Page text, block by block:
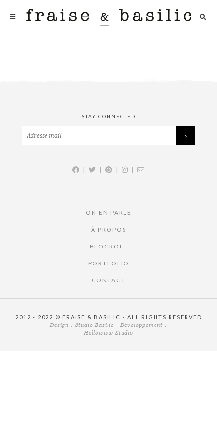
STAY CONNECTED
| | | |
ON EN PARLE
À PROPOS
BLOGROLL
PORTFOLIO
CONTACT
2012 - 2022 © FRAISE & BASILIC - ALL RIGHTS RESERVED
Design : Studio Basilic - Développement :
Hellowww Studio